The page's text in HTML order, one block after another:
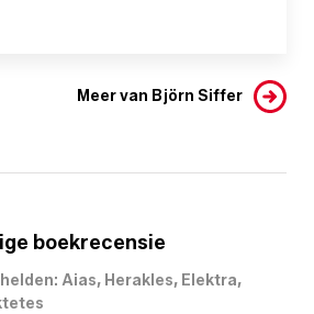
Meer van Björn Siffer
boekrecensie
Aias, Herakles, Elektra,